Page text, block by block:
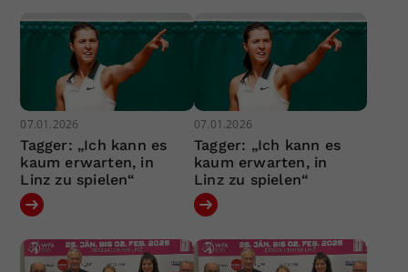
07.01.2026
Tagger: „Ich kann es
kaum erwarten, in
Linz zu spielen“
07.01.2026
Tagger: „Ich kann es
kaum erwarten, in
Linz zu spielen“